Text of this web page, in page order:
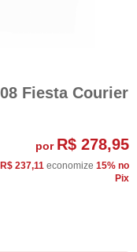
Fiesta Courier
por R$ 278,95
R$ 237,11 economize 15% no
Pix